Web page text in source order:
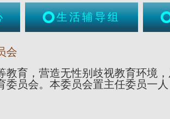
生活辅导组
会
教育，营造无性别歧视教育环境
委员会。本委员会置主任委员一